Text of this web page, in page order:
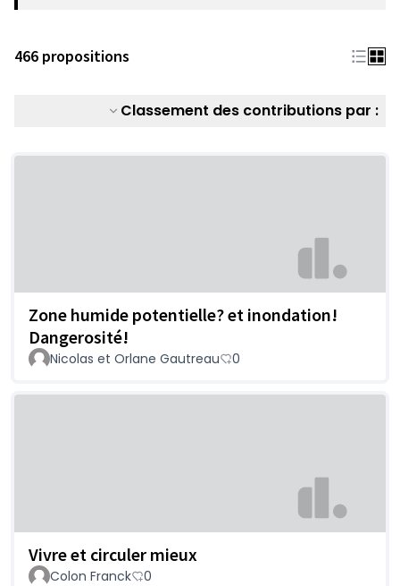
466 propositions
Classement des contributions par :
Zone humide potentielle? et inondation!
Dangerosité!
Nicolas et Orlane Gautreau 0
Vivre et circuler mieux
Colon Franck 0